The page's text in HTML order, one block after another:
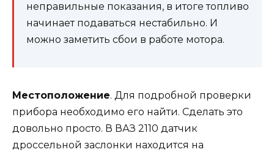
неправильные показания, в итоге топливо
начинает подаваться нестабильно. И
можно заметить сбои в работе мотора.
Местоположение. Для подробной проверки
прибора необходимо его найти. Сделать это
довольно просто. В ВАЗ 2110 датчик
дроссельной заслонки находится на